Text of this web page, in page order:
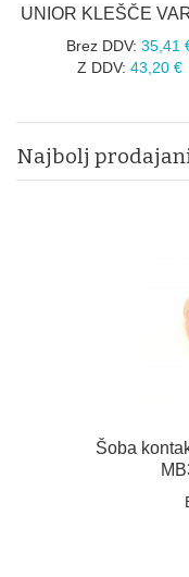
Brez DDV: 35,41
Z DDV: 43,20 €
Najbolj
Šoba